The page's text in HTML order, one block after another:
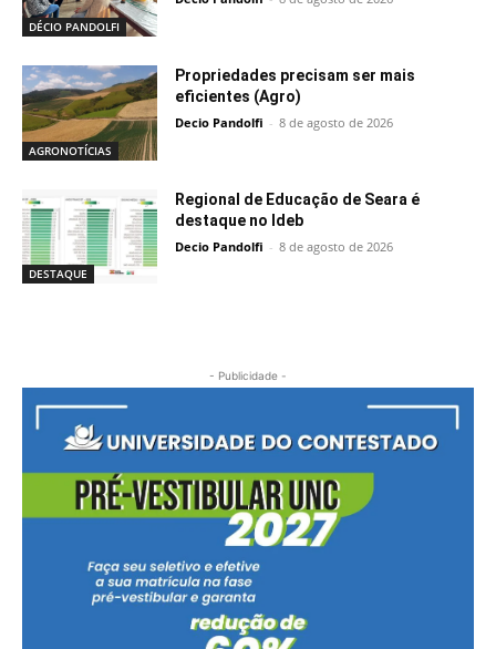
DÉCIO PANDOLFI
AGRONOTÍCIAS
Propriedades precisam ser mais
eficientes (Agro)
Decio Pandolfi - 8 de agosto de 2026
DESTAQUE
Regional de Educação de Seara é
destaque no Ideb
Decio Pandolfi - 8 de agosto de 2026
- Publicidade -